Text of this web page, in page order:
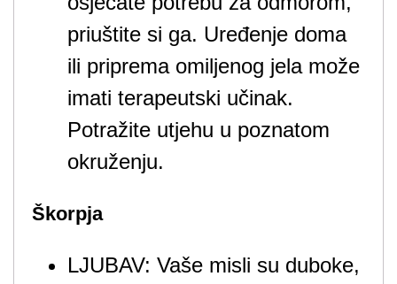
priuštite si ga. Uređenje doma
ili priprema omiljenog jela može
imati terapeutski učinak.
Potražite utjehu u poznatom
okruženju.
Škorpja
LJUBAV: Vaše misli su duboke,